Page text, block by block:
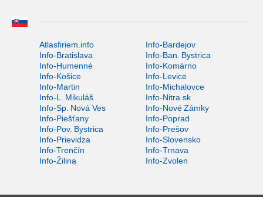
Atlasfiriem.info
Info-Bardejov
Info-Bratislava
Info-Ban. Bystrica
Info-Humenné
Info-Komárno
Info-Košice
Info-Levice
Info-Martin
Info-Michalovce
Info-L. Mikuláš
Info-Nitra.sk
Info-Sp. Nová Ves
Info-Nové Zámky
Info-Piešťany
Info-Poprad
Info-Pov. Bystrica
Info-Prešov
Info-Prievidza
Info-Slovensko
Info-Trenčín
Info-Trnava
Info-Žilina
Info-Zvolen